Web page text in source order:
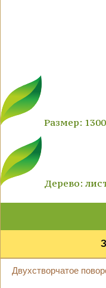
Размер:
Дерево:
Двухстворчатое